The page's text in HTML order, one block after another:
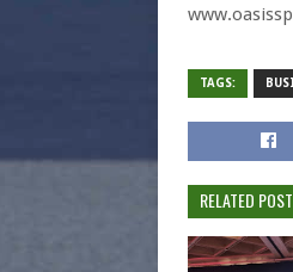
TAGS:
RELATED